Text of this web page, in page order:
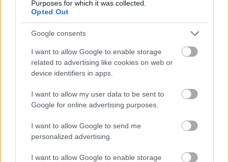
Purposes for which it was collected.
Opted Out
Google consents
I want to allow Google to enable storage
related to advertising like cookies on web or
device identifiers in apps.
I want to allow my user data to be sent to
Google for online advertising purposes.
I want to allow Google to send me
personalized advertising.
I want to allow Google to enable storage
Szerelem jóslás kalkulátor
1720kalkuláció
Milyen vagyok az ágyban? (hölgyeknek)